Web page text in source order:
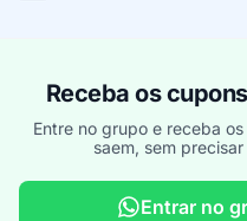
Receba os
Entre no grupo e receba
saem, sem
Entrar no